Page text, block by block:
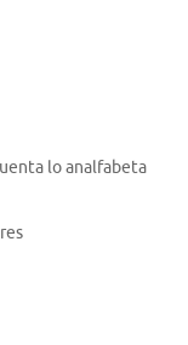
lo analfabeta